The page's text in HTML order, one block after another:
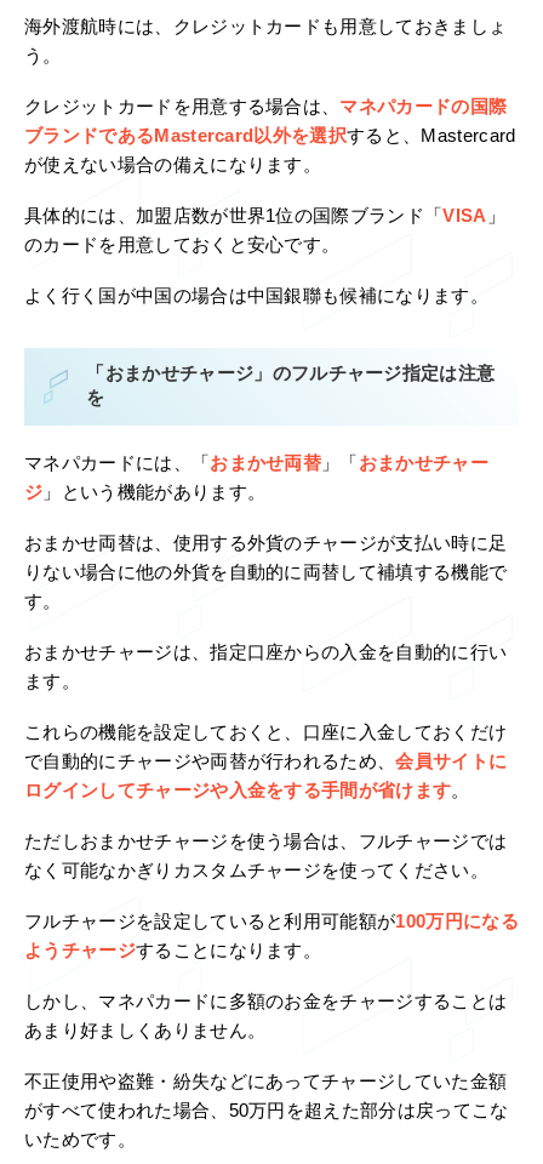
海外渡航時には、クレジットカードも用意しておきましょ
う。
クレジットカードを用意する場合は、 マネパカードの国際
ブランドであるMastercard以外を選択すると、Mastercard
が使えない場合の備えになります。
具体的には、加盟店数が世界1位の国際ブランド「VISA 」
のカードを用意しておくと安心です。
よく行く国が中国の場合は中国銀聯も候補になります。
「おまかせチャージ」のフルチャージ指定は注意
を
マネパカードには、「 おまかせ両替 」「 おまかせチャー
ジ 」という機能があります。
おまかせ両替は、使用する外貨のチャージが支払い時に足
りない場合に他の外貨を自動的に両替して補填する機能で
す。
おまかせチャージは、指定口座からの入金を自動的に行い
ます。
これらの機能を設定しておくと、口座に入金しておくだけ
で自動的にチャージや両替が行われるため、会員サイトに
ログインしてチャージや入金をする手間が省けます。
ただしおまかせチャージを使う場合は、フルチャージでは
なく可能なかぎりカスタムチャージを使ってください。
フルチャージを設定していると利用可能額が100万円になる
ようチャージすることになります。
しかし、マネパカードに多額のお金をチャージすることは
あまり好ましくありません。
不正使用や盗難・紛失などにあってチャージしていた金額
がすべて使われた場合、50万円を超えた部分は戻ってこな
いためです。